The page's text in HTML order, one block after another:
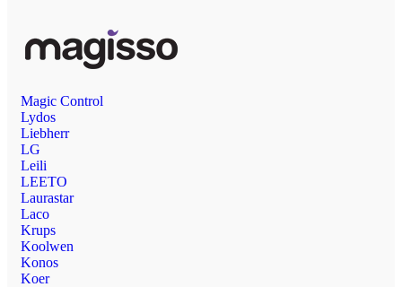
Magic Control
Lydos
Liebherr
LG
Leili
LEETO
Laurastar
Laco
Krups
Koolwen
Konos
Koer